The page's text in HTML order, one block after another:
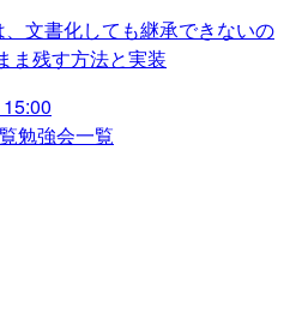
、文書化しても継承できないの
ま残す方法と実装
勉強会一覧